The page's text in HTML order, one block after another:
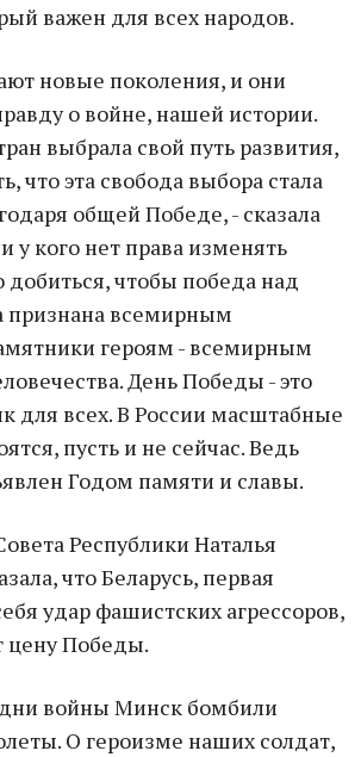
важен для всех народов.
новые поколения, и они
о войне, нашей истории.
выбрала свой путь развития,
что эта свобода выбора стала
общей Победе, - сказала
у кого нет права изменять
чтобы победа над
всемирным
героям - всемирным
День Победы - это
для всех. В России масштабные
пусть и не сейчас. Ведь
Годом памяти и славы.
Республики Наталья
что Беларусь, первая
удар фашистских агрессоров,
цену Победы.
войны Минск бомбили
О героизме наших солдат,